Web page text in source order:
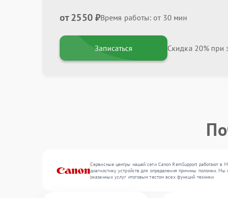
от 2550 ₽Время работы: от 30 мин
Записаться Скидка 20% при
Сервисные центры нашей сети Canon RemSupport работают в
диагностику устройств для определения причины поломки.
оказанных услуг итоговым тестом всех функций техники.